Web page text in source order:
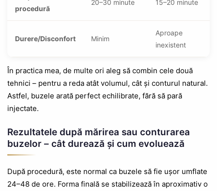
procedură
20–30 minute 15–20 minute
Durere/Disconfort Minim
Aproape
inexistent
În practica mea, de multe ori aleg să combin cele două
tehnici – pentru a reda atât volumul, cât și conturul natural.
Astfel, buzele arată perfect echilibrate, fără să pară
injectate.
Rezultatele după mărirea sau conturarea
buzelor – cât durează și cum evoluează
După procedură, este normal ca buzele să fie ușor umflate
24–48 de ore. Forma finală se stabilizează în aproximativ o